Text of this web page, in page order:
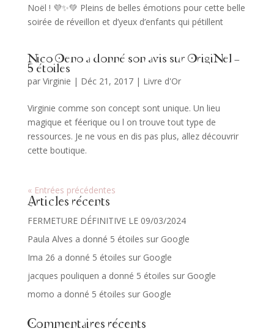
Noël ! 💜✨💚 Pleins de belles émotions pour cette belle
soirée de réveillon et d’yeux d’enfants qui pétillent
Nico Oeno a donné son avis sur OrigiNel –
5 étoiles
par Virginie | Déc 21, 2017| Livre d'Or
Virginie comme son concept sont unique. Un lieu
magique et féerique ou l on trouve tout type de
ressources. Je ne vous en dis pas plus, allez découvrir
cette boutique.
« Entrées précédentes
Articles récents
FERMETURE DÉFINITIVE LE 09/03/2024
Paula Alves a donné 5 étoiles sur Google
Ima 26 a donné 5 étoiles sur Google
jacques pouliquen a donné 5 étoiles sur Google
momo a donné 5 étoiles sur Google
Commentaires récents